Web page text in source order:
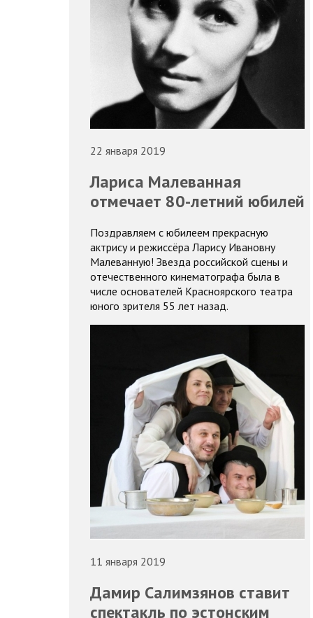
22 января 2019
Лариса Малеванная
отмечает 80-летний юбилей
Поздравляем с юбилеем прекрасную
актрису и режиссёра Ларису Ивановну
Малеванную! Звезда российской сцены и
отечественного кинематографа была в
числе основателей Красноярского театра
юного зрителя 55 лет назад.
11 января 2019
Дамир Салимзянов ставит
спектакль по эстонским